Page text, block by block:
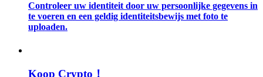
Handelsstrategieën
Leer hoe u winstgevend kunt blijven
Controleer uw identiteit door uw persoonlijke gegevens in
te voeren en een geldig identiteitsbewijs met foto te
uploaden.
Koop Crypto！